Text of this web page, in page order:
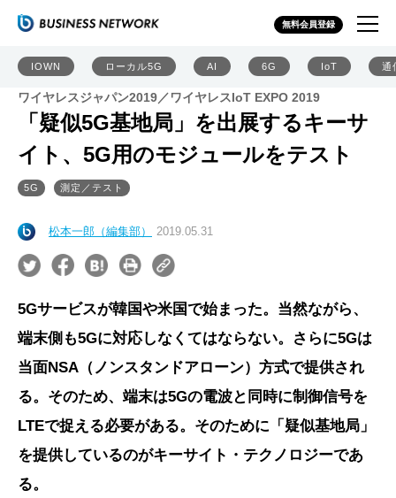
無料会員登録
IOWN ローカル5G AI 6G IoT 通
ワイヤレスジャパン2019／ワイヤレスIoT EXPO 2019
「疑似5G基地局」を出展するキーサ
イト、5G用のモジュールをテスト
5G 測定／テスト
松本一郎（編集部） 2019.05.31
5Gサービスが韓国や米国で始まった。当然ながら、
端末側も5Gに対応しなくてはならない。さらに5Gは
当面NSA（ノンスタンドアローン）方式で提供され
る。そのため、端末は5Gの電波と同時に制御信号を
LTEで捉える必要がある。そのために「疑似基地局」
を提供しているのがキーサイト・テクノロジーであ
る。